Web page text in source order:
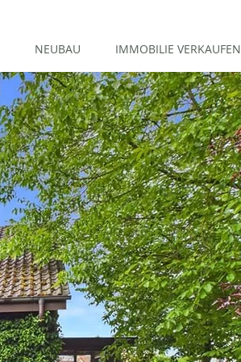
NEUBAU IMMOBILIE VERKAUFEN